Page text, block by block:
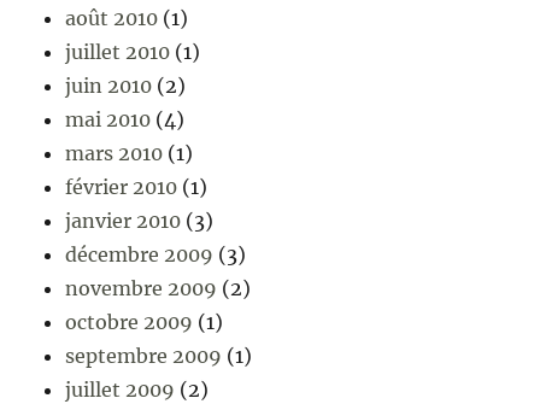
août 2010 (1)
juillet 2010 (1)
juin 2010 (2)
mai 2010 (4)
mars 2010 (1)
février 2010 (1)
janvier 2010 (3)
décembre 2009 (3)
novembre 2009 (2)
octobre 2009 (1)
septembre 2009 (1)
juillet 2009 (2)